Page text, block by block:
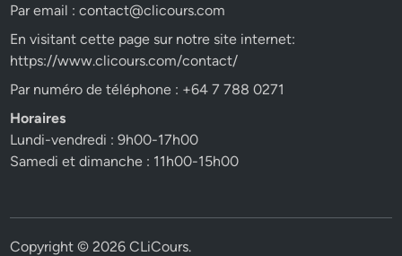
Par email :contact@clicours.com
En visitant cette page sur notre site internet:
https://www.clicours.com/contact/
Par numéro de téléphone : +64 7 788 0271
Horaires
Lundi-vendredi : 9h00-17h00
Samedi et dimanche : 11h00-15h00
Copyright © 2026CLiCours.